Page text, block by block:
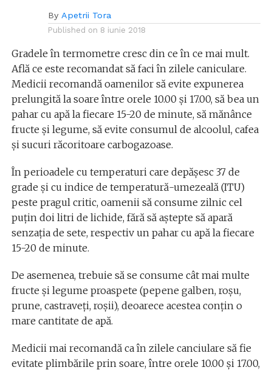
By Apetrii Tora
Published on 8 iunie 2018
Gradele în termometre cresc din ce în ce mai mult.
Află ce este recomandat să faci în zilele caniculare.
Medicii recomandă oamenilor să evite expunerea
prelungită la soare între orele 10.00 şi 17.00, să bea un
pahar cu apă la fiecare 15-20 de minute, să mănânce
fructe şi legume, să evite consumul de alcoolul, cafea
şi sucuri răcoritoare carbogazoase.
În perioadele cu temperaturi care depăşesc 37 de
grade şi cu indice de temperatură-umezeală (ITU)
peste pragul critic, oamenii să consume zilnic cel
puţin doi litri de lichide, fără să aştepte să apară
senzaţia de sete, respectiv un pahar cu apă la fiecare
15-20 de minute.
De asemenea, trebuie să se consume cât mai multe
fructe şi legume proaspete (pepene galben, roşu,
prune, castraveţi, roşii), deoarece acestea conţin o
mare cantitate de apă.
Medicii mai recomandă ca în zilele canciulare să fie
evitate plimbările prin soare, între orele 10.00 şi 17.00,